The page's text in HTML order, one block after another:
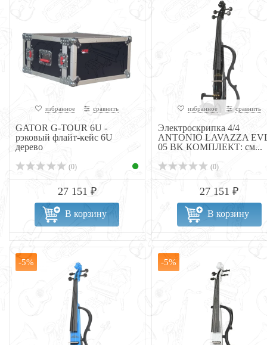
избранное сравнить
GATOR G-TOUR 6U -
рэковый флайт-кейс 6U
дерево
(0)
27 151 ₽
В корзину
избранное сравнить
Электроскрипка 4/4
ANTONIO LAVAZZA
05 BK КОМПЛЕКТ: см...
(0)
27 151 ₽
В корзину
-5% -5%